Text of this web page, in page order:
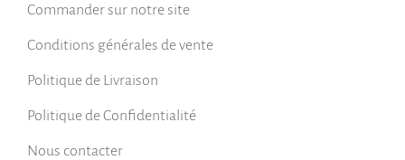
Commander sur notre site
Conditions générales de vente
Politique de Livraison
Politique de Confidentialité
Nous contacter